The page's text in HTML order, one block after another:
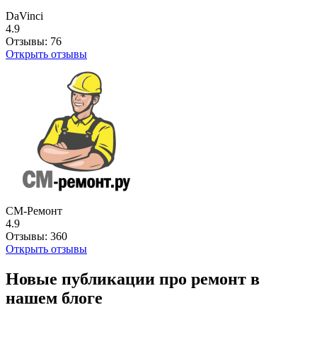
DaVinci
4.9
Отзывы: 76
Открыть отзывы
СМ-Ремонт
4.9
Отзывы: 360
Открыть отзывы
Новые публикации про ремонт в
нашем блоге